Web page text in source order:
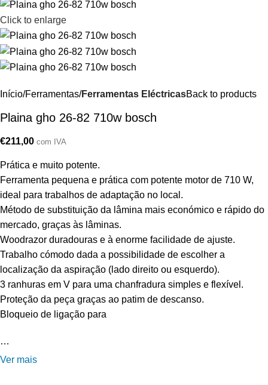
Click to enlarge
Início Ferramentas Ferramentas EléctricasBack to products
Plaina gho 26-82 710w bosch
€211,00 com IVA
Prática e muito potente.
Ferramenta pequena e prática com potente motor de 710 W,
ideal para trabalhos de adaptação no local.
Método de substituição da lâmina mais económico e rápido do
mercado, graças às lâminas.
Woodrazor duradouras e à enorme facilidade de ajuste.
Trabalho cómodo dada a possibilidade de escolher a
localização da aspiração (lado direito ou esquerdo).
3 ranhuras em V para uma chanfradura simples e flexível.
Proteção da peça graças ao patim de descanso.
Bloqueio de ligação para
…
Ver mais